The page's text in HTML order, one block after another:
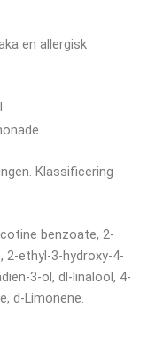
en allergisk
Klassificering
benzoate, 2-
2-ethyl-3-hydroxy-4-
3-ol, dl-linalool, 4-
d-Limonene.